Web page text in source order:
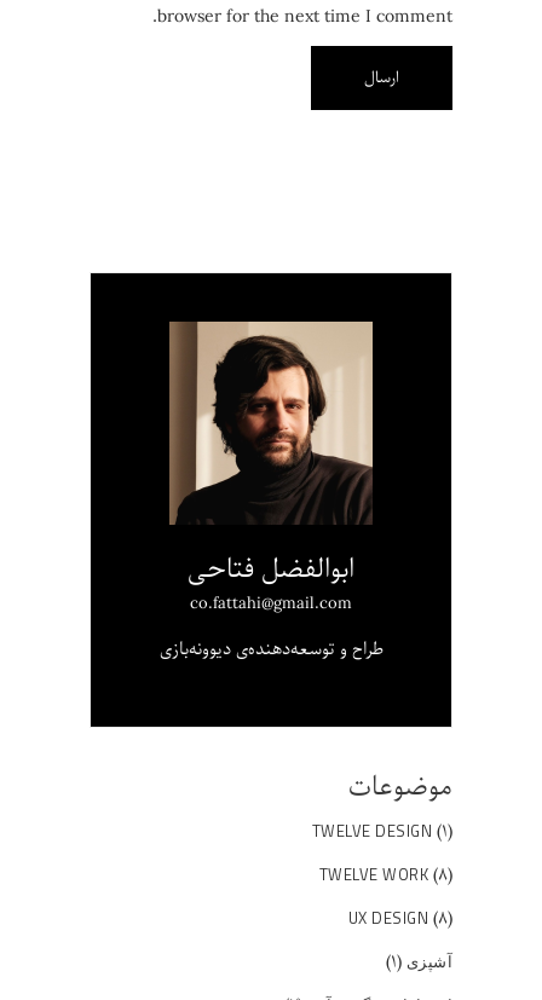
browser for the next time I comment.
ابوالفضل فتاحی
co.fattahi@gmail.com
طراح و توسعه‌دهنده‌ی دیوونه‌بازی
موضوعات
TWELVE DESIGN (۱)
TWELVE WORK (۸)
UX DESIGN (۸)
آشپزی (۱)